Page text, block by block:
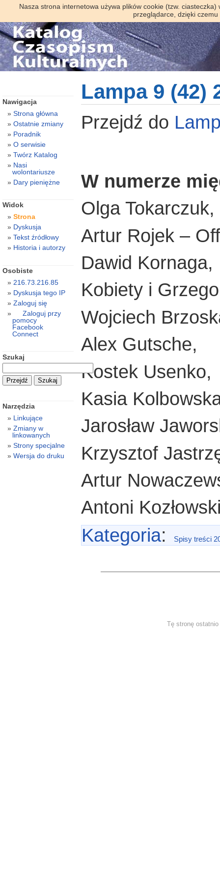
Nasza strona internetowa używa plików cookie (tzw.
przeglądarce, dzięki
Lampa 9 (42)
Przejdź do
W numerze
Olga Tokarczuk,
Artur Rojek –
Dawid Kornaga,
Kobiety i
Wojciech
Alex Gutsche,
Kostek Usenko,
Kasia
Jarosław
Krzysztof
Artur
Antoni
Kategoria: Spisy treści
Nawigacja
Strona główna
Ostatnie zmiany
Poradnik
O serwisie
Twórz Katalog
Nasi
wolontariusze
Dary pieniężne
Widok
Strona
Dyskusja
Tekst źródłowy
Historia i autorzy
Osobiste
216.73.216.85
Dyskusja tego IP
Zaloguj się
Zaloguj przy
pomocy
Facebook
Connect
Szukaj
Narzędzia
Linkujące
Zmiany w
linkowanych
Strony specjalne
Wersja do druku
Tę stronę